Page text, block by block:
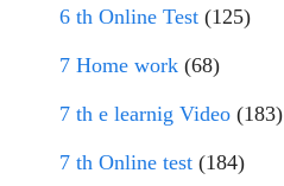
6 th Online Test (125)
7 Home work (68)
7 th e learnig Video (183)
7 th Online test (184)